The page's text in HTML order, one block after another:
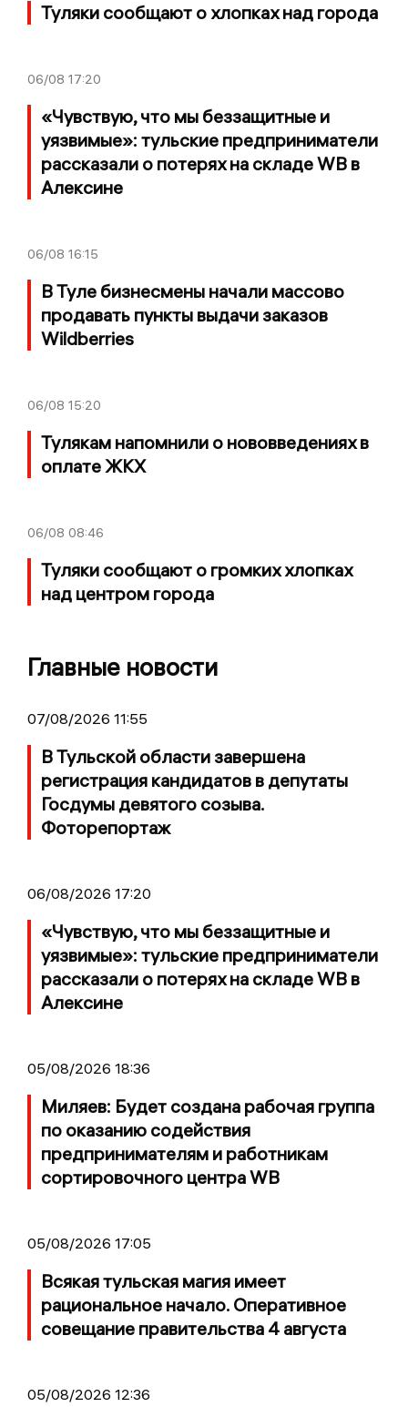
Туляки сообщают о хлопках над города
06/08 17:20
«Чувствую, что мы беззащитные и
уязвимые»: тульские предприниматели
рассказали о потерях на складе WB в
Алексине
06/08 16:15
В Туле бизнесмены начали массово
продавать пункты выдачи заказов
Wildberries
06/08 15:20
Тулякам напомнили о нововведениях в
оплате ЖКХ
06/08 08:46
Туляки сообщают о громких хлопках
над центром города
Главные новости
07/08/2026 11:55
В Тульской области завершена
регистрация кандидатов в депутаты
Госдумы девятого созыва.
Фоторепортаж
06/08/2026 17:20
«Чувствую, что мы беззащитные и
уязвимые»: тульские предприниматели
рассказали о потерях на складе WB в
Алексине
05/08/2026 18:36
Миляев: Будет создана рабочая группа
по оказанию содействия
предпринимателям и работникам
сортировочного центра WB
05/08/2026 17:05
Всякая тульская магия имеет
рациональное начало. Оперативное
совещание правительства 4 августа
05/08/2026 12:36